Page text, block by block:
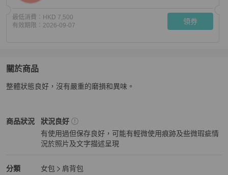
最低消費： HKD 7,500
有效期限： 2026-09-07 領券
關於商品
關於路易威登/Louis Vuitton 白棋盤格三合一鏈條包 經典百搭
整體狀態良好，沒有嚴重的磨損和異味。
商品狀況
Louis Vuitton女包商品狀態與細節
狀況良好
有使用過但保存良好，可能有輕微使用痕跡及些微瑕疵情
況於照片及文字描述呈現
分類
Louis Vuitton女包 分類資訊
女包
肩背包